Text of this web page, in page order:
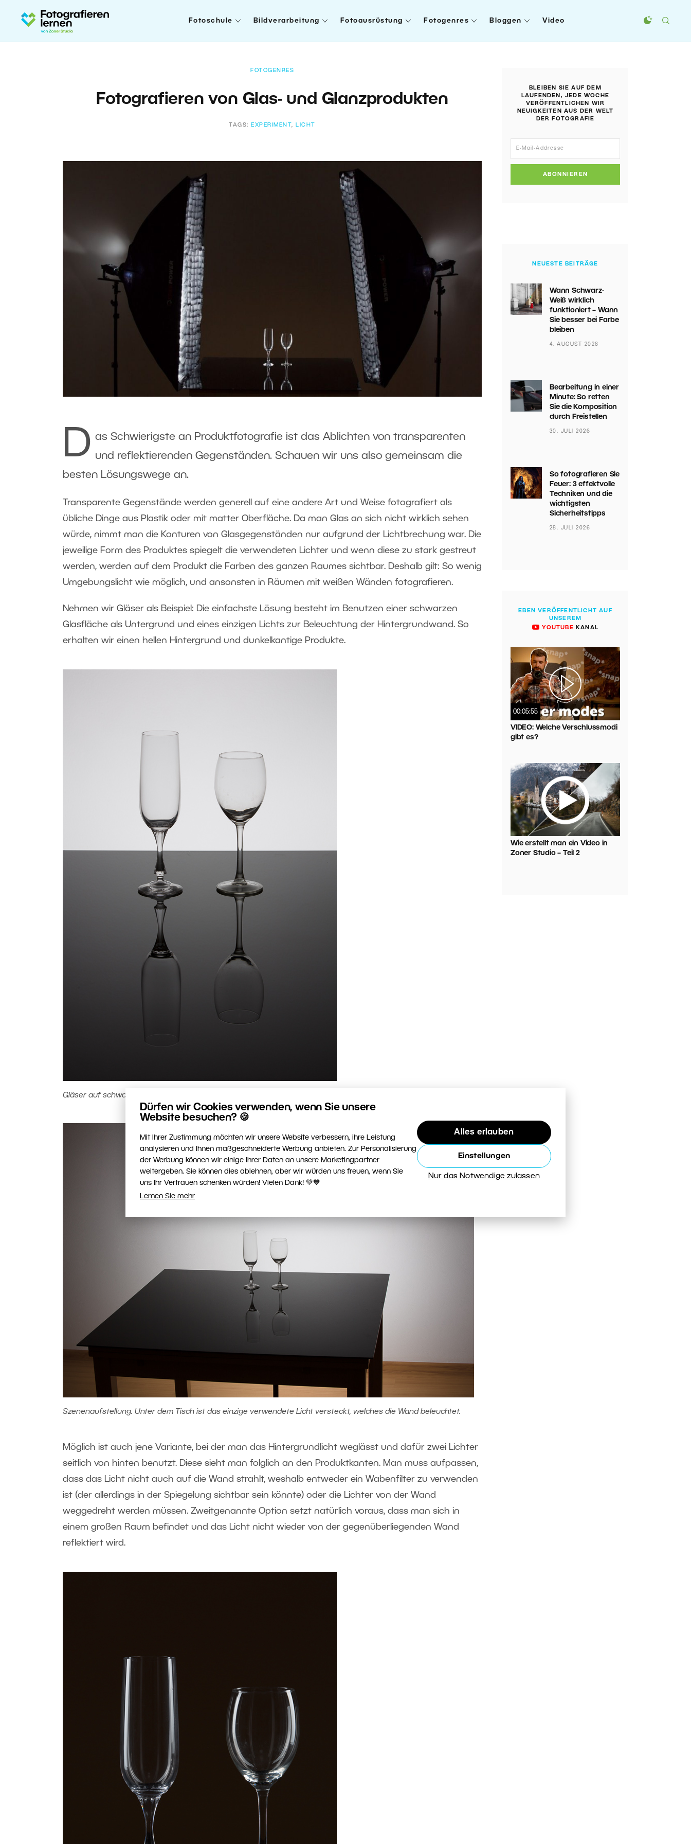
Dürfen wir Cookies verwenden, wenn Sie unsere
Website besuchen? 🍪
Mit Ihrer Zustimmung möchten wir unsere Website verbessern, ihre Leistung
analysieren und Ihnen maßgeschneiderte Werbung anbieten. Zur Personalisierung
der Werbung können wir einige Ihrer Daten an unsere Marketingpartner
weitergeben. Sie können dies ablehnen, aber wir würden uns freuen, wenn Sie
uns Ihr Vertrauen schenken würden! Vielen Dank! 💚💙
Lernen Sie mehr
Alles erlauben
Einstellungen
Nur das Notwendige zulassen
Fotoschule Bildverarbeitung Fotoausrüstung Fotogenres Bloggen Video
FOTOGENRES
Fotografieren von Glas- und Glanzprodukten
TAGS: EXPERIMENT, LICHT
D as Schwierigste an Produktfotografie ist das Ablichten von transparenten
und reflektierenden Gegenständen. Schauen wir uns also gemeinsam die
besten Lösungswege an.
Transparente Gegenstände werden generell auf eine andere Art und Weise fotografiert als
übliche Dinge aus Plastik oder mit matter Oberfläche. Da man Glas an sich nicht wirklich sehen
würde, nimmt man die Konturen von Glasgegenständen nur aufgrund der Lichtbrechung war. Die
jeweilige Form des Produktes spiegelt die verwendeten Lichter und wenn diese zu stark gestreut
werden, werden auf dem Produkt die Farben des ganzen Raumes sichtbar. Deshalb gilt: So wenig
Umgebungslicht wie möglich, und ansonsten in Räumen mit weißen Wänden fotografieren.
Nehmen wir Gläser als Beispiel: Die einfachste Lösung besteht im Benutzen einer schwarzen
Glasfläche als Untergrund und eines einzigen Lichts zur Beleuchtung der Hintergrundwand. So
erhalten wir einen hellen Hintergrund und dunkelkantige Produkte.
Gläser auf schwarzem Glas.
Szenenaufstellung. Unter dem Tisch ist das einzige verwendete Licht versteckt, welches die Wand beleuchtet.
Möglich ist auch jene Variante, bei der man das Hintergrundlicht weglässt und dafür zwei Lichter
seitlich von hinten benutzt. Diese sieht man folglich an den Produktkanten. Man muss aufpassen,
dass das Licht nicht auch auf die Wand strahlt, weshalb entweder ein Wabenfilter zu verwenden
ist (der allerdings in der Spiegelung sichtbar sein könnte) oder die Lichter von der Wand
weggedreht werden müssen. Zweitgenannte Option setzt natürlich voraus, dass man sich in
einem großen Raum befindet und das Licht nicht wieder von der gegenüberliegenden Wand
reflektiert wird.
BLEIBEN SIE AUF DEM
LAUFENDEN, JEDE WOCHE
VERÖFFENTLICHEN WIR
NEUIGKEITEN AUS DER WELT
DER FOTOGRAFIE
ABONNIEREN
NEUESTE BEITRÄGE
Wann Schwarz-
Weiß wirklich
funktioniert – Wann
Sie besser bei Farbe
bleiben
4. AUGUST 2026
Bearbeitung in einer
Minute: So retten
Sie die Komposition
durch Freistellen
30. JULI 2026
So fotografieren Sie
Feuer: 3 effektvolle
Techniken und die
wichtigsten
Sicherheitstipps
28. JULI 2026
EBEN VERÖFFENTLICHT AUF
UNSEREM
YOUTUBE KANAL
00:05:55
VIDEO: Welche Verschlussmodi
gibt es?
Wie erstellt man ein Video in
Zoner Studio – Teil 2